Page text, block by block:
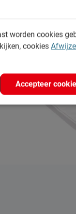
worden cookies
cookies
Accepteer